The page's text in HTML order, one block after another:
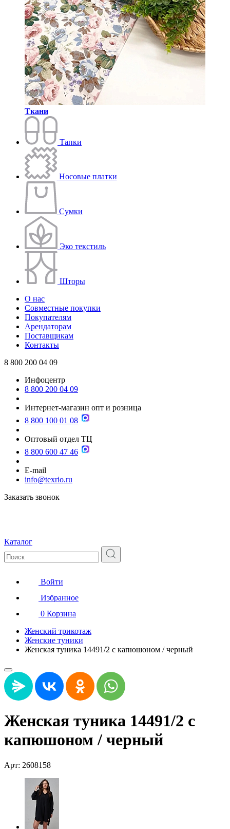
Ткани
Тапки
Носовые платки
Сумки
Эко текстиль
Шторы
О нас
Совместные покупки
Покупателям
Арендаторам
Поставщикам
Контакты
8 800 200 04 09
Инфоцентр
8 800 200 04 09
Интернет-магазин опт и розница
8 800 100 01 08
Оптовый отдел ТЦ
8 800 600 47 46
E-mail
info@texrio.ru
Заказать звонок
Каталог
Войти
Избранное
0 Корзина
Женский трикотаж
Женские туники
Женская туника 14491/2 с капюшоном / черный
Женская туника 14491/2 с
капюшоном / черный
Арт: 2608158